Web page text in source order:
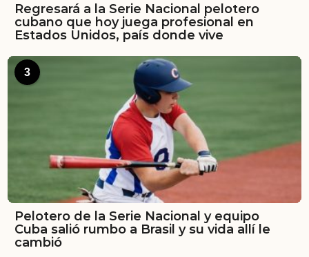
Regresará a la Serie Nacional pelotero
cubano que hoy juega profesional en
Estados Unidos, país donde vive
3
Pelotero de la Serie Nacional y equipo
Cuba salió rumbo a Brasil y su vida allí le
cambió